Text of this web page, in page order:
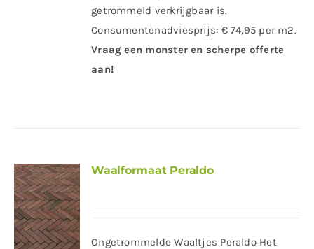
getrommeld verkrijgbaar is.
Consumentenadviesprijs: € 74,95 per m2.
Vraag een monster en scherpe offerte
aan!
Waalformaat Peraldo
Ongetrommelde Waaltjes Peraldo Het